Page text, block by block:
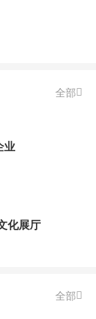
全部
业
化展厅
全部